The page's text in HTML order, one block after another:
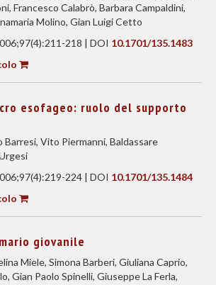
Francesco Calabrò, Barbara Campaldini,
Molino, Gian Luigi Cetto
218 | DOI 10.1701/135.1483
esofageo: ruolo del supporto
Barresi, Vito Piermanni, Baldassare
224 | DOI 10.1701/135.1484
giovanile
Miele, Simona Barberi, Giuliana Caprio,
Gian Paolo Spinelli, Giuseppe La Ferla,